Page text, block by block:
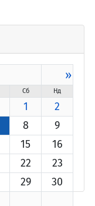
»
Сб Нд
1
2
8
9
15
16
22
23
29
30